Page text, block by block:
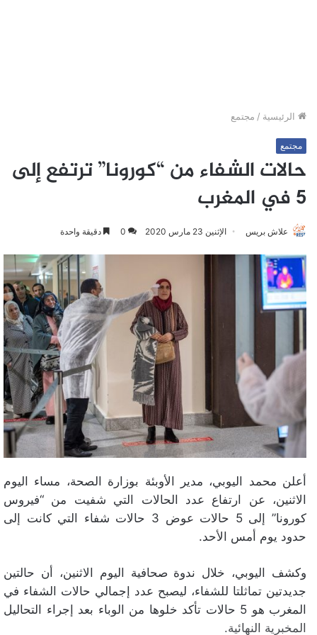
الرئيسية / مجتمع
مجتمع
حالات الشفاء من “كورونا” ترتفع إلى
5 في المغرب
علاش بريس الإثنين 23 مارس 2020 0 دقيقة واحدة
أعلن محمد اليوبي، مدير الأوبئة بوزارة الصحة، مساء اليوم
الاثنين، عن ارتفاع عدد الحالات التي شفيت من “فيروس
كورونا” إلى 5 حالات عوض 3 حالات شفاء التي كانت إلى
حدود يوم أمس الأحد.
وكشف اليوبي، خلال ندوة صحافية اليوم الاثنين، أن حالتين
جديدتين تماثلتا للشفاء، ليصبح عدد إجمالي حالات الشفاء في
المغرب هو 5 حالات تأكد خلوها من الوباء بعد إجراء التحاليل
المخبرية النهائية.